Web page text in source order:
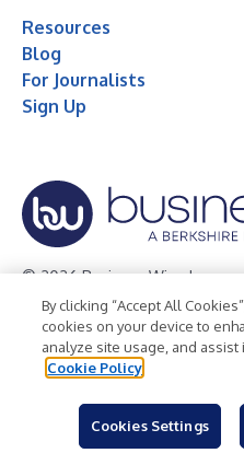
Resources
Blog
For Journalists
Sign Up
© 2026 Business Wire, Inc.
Privacy Policy Cookie Policy
Terms of Use
Legal
By clicking “Accept All
cookies on your device to
analyze site usage, and
Cookie Policy
Cookies Settings